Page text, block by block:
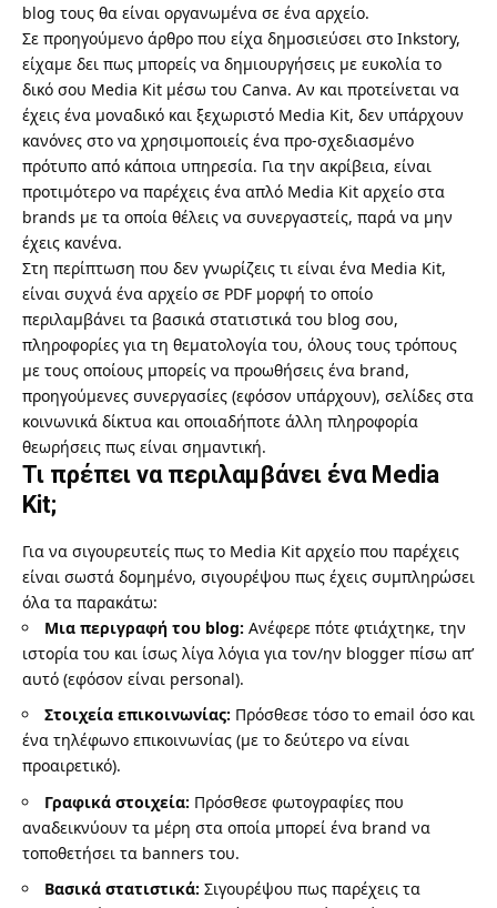
blog τους θα είναι οργανωμένα σε ένα αρχείο.
Σε προηγούμενο άρθρο που είχα δημοσιεύσει στο Inkstory,
είχαμε δει πως μπορείς να δημιουργήσεις με ευκολία το
δικό σου Media Kit μέσω του Canva. Αν και προτείνεται να
έχεις ένα μοναδικό και ξεχωριστό Media Kit, δεν υπάρχουν
κανόνες στο να χρησιμοποιείς ένα προ-σχεδιασμένο
πρότυπο από κάποια υπηρεσία. Για την ακρίβεια, είναι
προτιμότερο να παρέχεις ένα απλό Media Kit αρχείο στα
brands με τα οποία θέλεις να συνεργαστείς, παρά να μην
έχεις κανένα.
Στη περίπτωση που δεν γνωρίζεις τι είναι ένα Media Kit,
είναι συχνά ένα αρχείο σε PDF μορφή το οποίο
περιλαμβάνει τα βασικά στατιστικά του blog σου,
πληροφορίες για τη θεματολογία του, όλους τους τρόπους
με τους οποίους μπορείς να προωθήσεις ένα brand,
προηγούμενες συνεργασίες (εφόσον υπάρχουν), σελίδες στα
κοινωνικά δίκτυα και οποιαδήποτε άλλη πληροφορία
θεωρήσεις πως είναι σημαντική.
Τι πρέπει να περιλαμβάνει ένα Media
Kit;
Για να σιγουρευτείς πως το Media Kit αρχείο που παρέχεις
είναι σωστά δομημένο, σιγουρέψου πως έχεις συμπληρώσει
όλα τα παρακάτω:
Μια περιγραφή του blog: Ανέφερε πότε φτιάχτηκε, την
ιστορία του και ίσως λίγα λόγια για τον/ην blogger πίσω απ’
αυτό (εφόσον είναι personal).
Στοιχεία επικοινωνίας: Πρόσθεσε τόσο το email όσο και
ένα τηλέφωνο επικοινωνίας (με το δεύτερο να είναι
προαιρετικό).
Γραφικά στοιχεία: Πρόσθεσε φωτογραφίες που
αναδεικνύουν τα μέρη στα οποία μπορεί ένα brand να
τοποθετήσει τα banners του.
Βασικά στατιστικά: Σιγουρέψου πως παρέχεις τα